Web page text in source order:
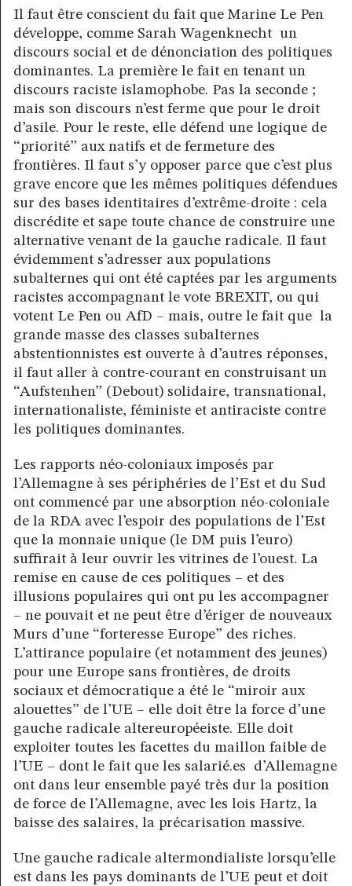
Il faut être conscient du fait que Marine Le Pen
développe, comme Sarah Wagenknecht un
discours social et de dénonciation des politiques
dominantes. La première le fait en tenant un
discours raciste islamophobe. Pas la seconde ;
mais son discours n’est ferme que pour le droit
d’asile. Pour le reste, elle défend une logique de
“priorité” aux natifs et de fermeture des
frontières. Il faut s’y opposer parce que c’est plus
grave encore que les mêmes politiques défendues
sur des bases identitaires d’extrême-droite : cela
discrédite et sape toute chance de construire une
alternative venant de la gauche radicale. Il faut
évidemment s’adresser aux populations
subalternes qui ont été captées par les arguments
racistes accompagnant le vote BREXIT, ou qui
votent Le Pen ou AfD – mais, outre le fait que la
grande masse des classes subalternes
abstentionnistes est ouverte à d’autres réponses,
il faut aller à contre-courant en construisant un
“Aufstenhen” (Debout) solidaire, transnational,
internationaliste, féministe et antiraciste contre
les politiques dominantes.
Les rapports néo-coloniaux imposés par
l’Allemagne à ses périphéries de l’Est et du Sud
ont commencé par une absorption néo-coloniale
de la RDA avec l’espoir des populations de l’Est
que la monnaie unique (le DM puis l’euro)
suffirait à leur ouvrir les vitrines de l’ouest. La
remise en cause de ces politiques – et des
illusions populaires qui ont pu les accompagner
– ne pouvait et ne peut être d’ériger de nouveaux
Murs d’une “forteresse Europe” des riches.
L’attirance populaire (et notamment des jeunes)
pour une Europe sans frontières, de droits
sociaux et démocratique a été le “miroir aux
alouettes” de l’UE – elle doit être la force d’une
gauche radicale altereuropéeiste. Elle doit
exploiter toutes les facettes du maillon faible de
l’UE – dont le fait que les salarié.es d’Allemagne
ont dans leur ensemble payé très dur la position
de force de l’Allemagne, avec les lois Hartz, la
baisse des salaires, la précarisation massive.
Une gauche radicale altermondialiste lorsqu’elle
est dans les pays dominants de l’UE peut et doit